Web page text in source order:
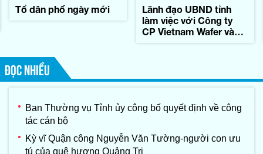
Tổ dân phố ngày mới
Lãnh đạo UBND tỉnh
làm việc với Công ty
CP Vietnam Wafer và
ĐỌC NHIỀU
Ban Thường vụ Tỉnh ủy công bố quyết định về công
tác cán bộ
Kỳ vĩ Quận công Nguyễn Văn Tường-người con ưu
tú của quê hương Quảng Trị